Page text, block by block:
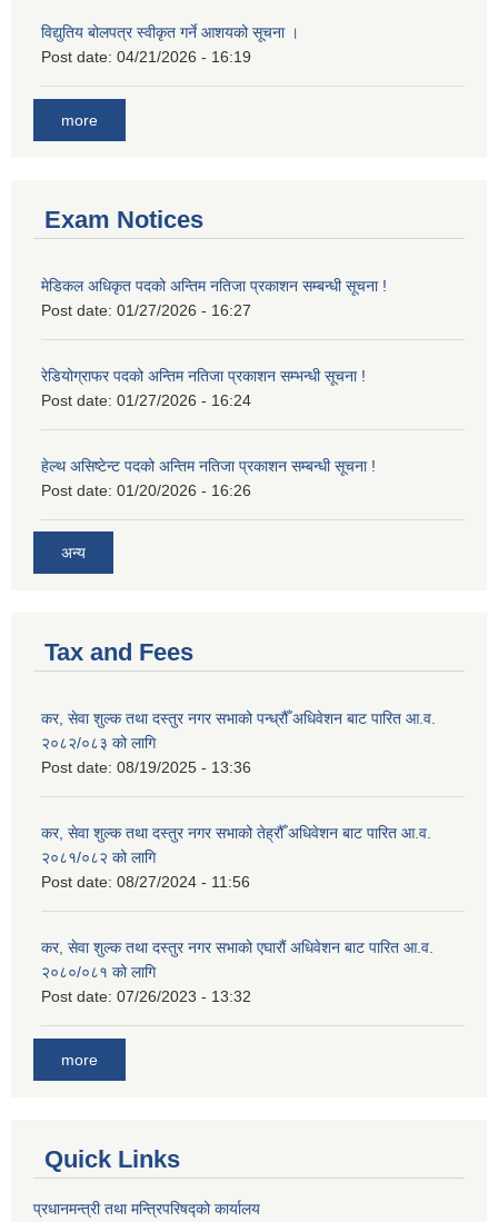
विद्युतिय बोलपत्र स्वीकृत गर्ने आशयको सूचना ।
Post date: 04/21/2026 - 16:19
more
Exam Notices
मेडिकल अधिकृत पदको अन्तिम नतिजा प्रकाशन सम्बन्धी सूचना !
Post date: 01/27/2026 - 16:27
रेडियोग्राफर पदको अन्तिम नतिजा प्रकाशन सम्भन्धी सूचना !
Post date: 01/27/2026 - 16:24
हेल्थ असिष्टेन्ट पदको अन्तिम नतिजा प्रकाशन सम्बन्धी सूचना !
Post date: 01/20/2026 - 16:26
अन्य
Tax and Fees
कर, सेवा शुल्क तथा दस्तुर नगर सभाको पन्ध्रौँ अधिवेशन बाट पारित आ.व.
२०८२/०८३ को लागि
Post date: 08/19/2025 - 13:36
कर, सेवा शुल्क तथा दस्तुर नगर सभाको तेह्रौँ अधिवेशन बाट पारित आ.व.
२०८१/०८२ को लागि
Post date: 08/27/2024 - 11:56
कर, सेवा शुल्क तथा दस्तुर नगर सभाको एघारौं अधिवेशन बाट पारित आ.व.
२०८०/०८१ को लागि
Post date: 07/26/2023 - 13:32
more
Quick Links
प्रधानमन्त्री तथा मन्त्रिपरिषद्को कार्यालय